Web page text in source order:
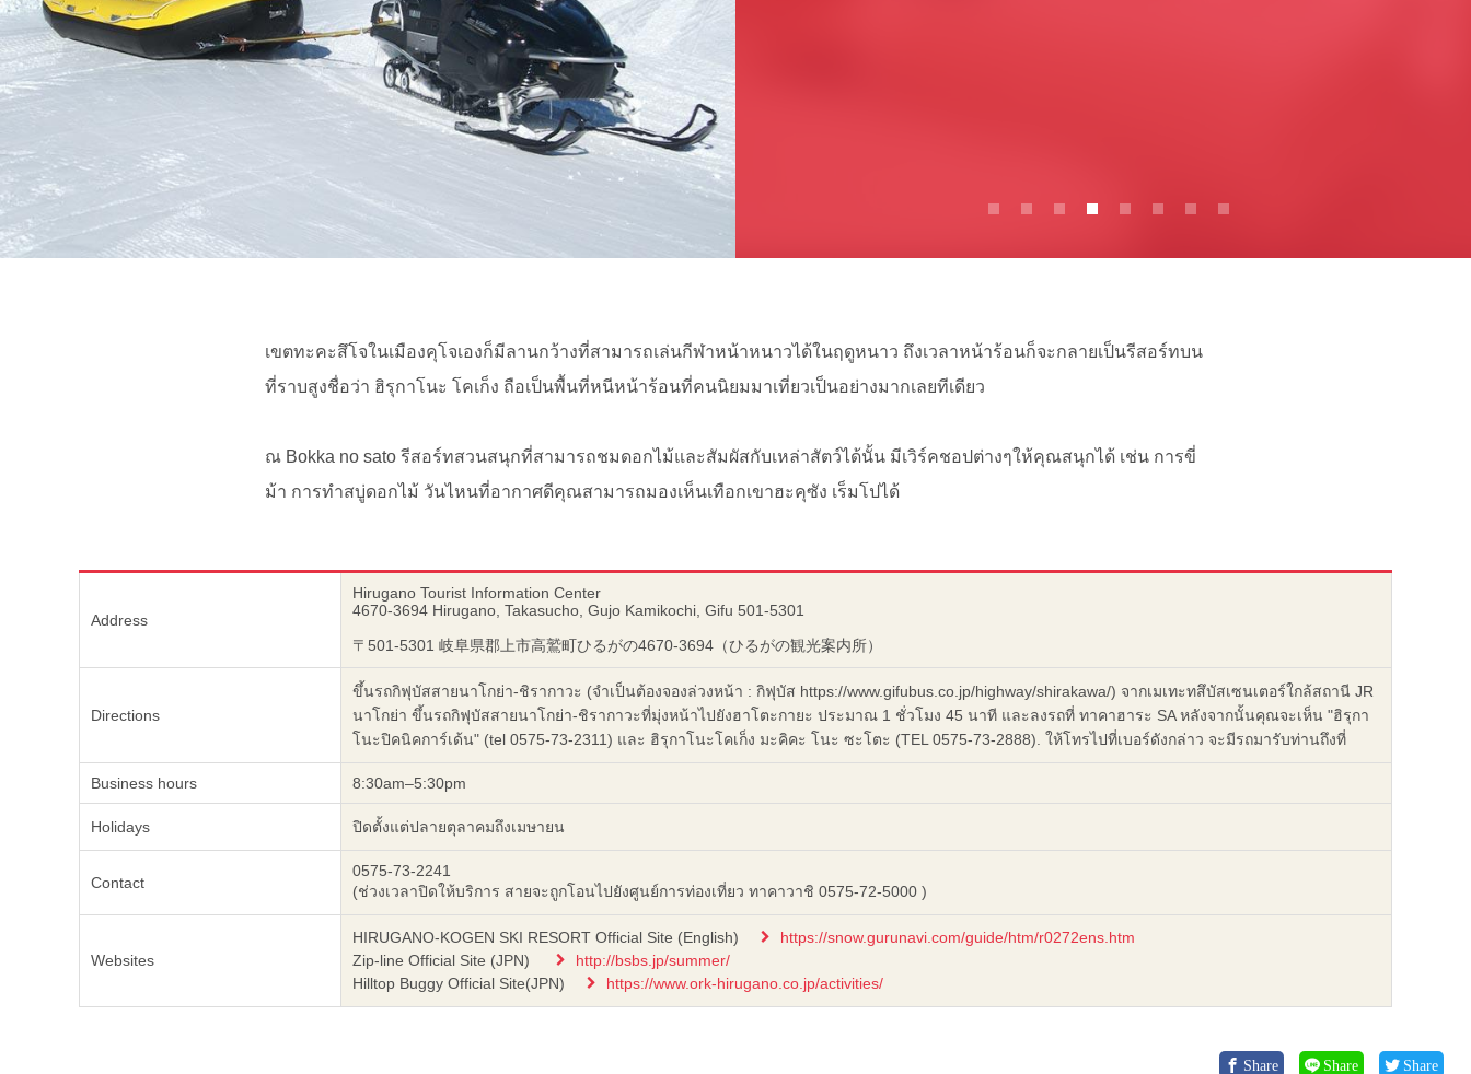
เขตทะคะสึโจในเมืองคุโจเองก็มีลานกว้างที่สามารถเล่นกีฬาหน้าหนาวได้ในฤดูหนาว ถึงเวลาหน้าร้อนก็จะกลายเป็นรีสอร์ทบน
ที่ราบสูงชื่อว่า ฮิรุกาโนะ โคเก็ง ถือเป็นพื้นที่หนีหน้าร้อนที่คนนิยมมาเที่ยวเป็นอย่างมากเลยทีเดียว
ณ Bokka no sato รีสอร์ทสวนสนุกที่สามารถชมดอกไม้และสัมผัสกับเหล่าสัตว์ได้นั้น มีเวิร์คชอปต่างๆให้คุณสนุกได้ เช่น การขี่
ม้า การทำสบู่ดอกไม้ วันไหนที่อากาศดีคุณสามารถมองเห็นเทือกเขาฮะคุซัง เร็มโปได้
Address
Hirugano Tourist Information Center
4670-3694 Hirugano, Takasucho, Gujo Kamikochi, Gifu 501-5301
〒501-5301 岐阜県郡上市高鷲町ひるがの4670-3694（ひるがの観光案内所）
Directions
ขึ้นรถกิฟุบัสสายนาโกย่า-ชิรากาวะ (จำเป็นต้องจองล่วงหน้า : กิฟุบัส https://www.gifubus.co.jp/highway/shirakawa/) จากเมเทะทสึบัสเซนเตอร์ใกล้สถานี JR
นาโกย่า ขึ้นรถกิฟุบัสสายนาโกย่า-ชิรากาวะที่มุ่งหน้าไปยังฮาโตะกายะ ประมาณ 1 ชั่วโมง 45 นาที และลงรถที่ ทาคาฮาระ SA หลังจากนั้นคุณจะเห็น "ฮิรุกา
โนะปิคนิคการ์เด้น" (tel 0575-73-2311) และ ฮิรุกาโนะโคเก็ง มะคิคะ โนะ ซะโตะ (TEL 0575-73-2888). ให้โทรไปที่เบอร์ดังกล่าว จะมีรถมารับท่านถึงที่
Business hours 8:30am–5:30pm
Holidays ปิดตั้งแต่ปลายตุลาคมถึงเมษายน
Contact
0575-73-2241
(ช่วงเวลาปิดให้บริการ สายจะถูกโอนไปยังศูนย์การท่องเที่ยว ทาคาวาชิ 0575-72-5000 )
Websites
HIRUGANO-KOGEN SKI RESORT Official Site (English)
https://snow.gurunavi.com/guide/htm/r0272ens.htm
Zip-line Official Site (JPN)
http://bsbs.jp/summer/
Hilltop Buggy Official Site(JPN)
https://www.ork-hirugano.co.jp/activities/
Share Share Share